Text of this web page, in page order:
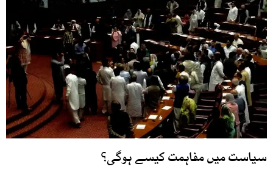
سیاست میں مفاہمت کیسے ہوگی؟